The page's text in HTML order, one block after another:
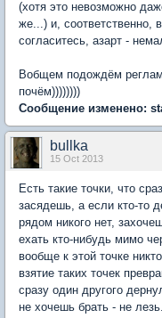
(хотя это невозможно
же...) и, соответственно,
согласитесь, азарт -
Вобщем подождём
почём))))))))
Сообщение изменено:
bullka
15 Oct 2013
Есть такие точки, что
засядешь, а если кто-то
рядом никого нет,
ехать кто-нибудь мимо
вообще к этой точке
взятие таких точек
сразу один другого
не хочешь брать - не